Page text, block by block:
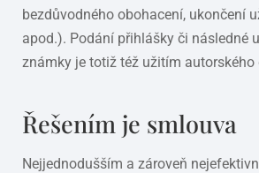
bezdůvodného obohacení, ukončení
apod.). Podání přihlášky či následné
známky je totiž též užitím autorského
Řešením je smlouva
Nejjednodušším a zároveň